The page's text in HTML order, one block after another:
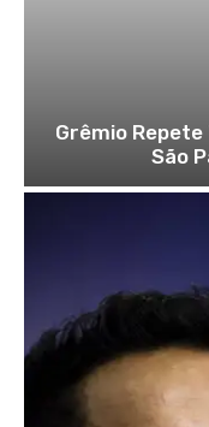
Grêmio
São